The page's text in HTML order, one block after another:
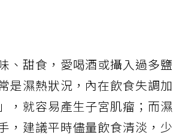
、甜食，愛喝酒或攝入過多鹽
是濕熱狀況，內在飲食失調加
，就容易產生子宮肌瘤；而濕